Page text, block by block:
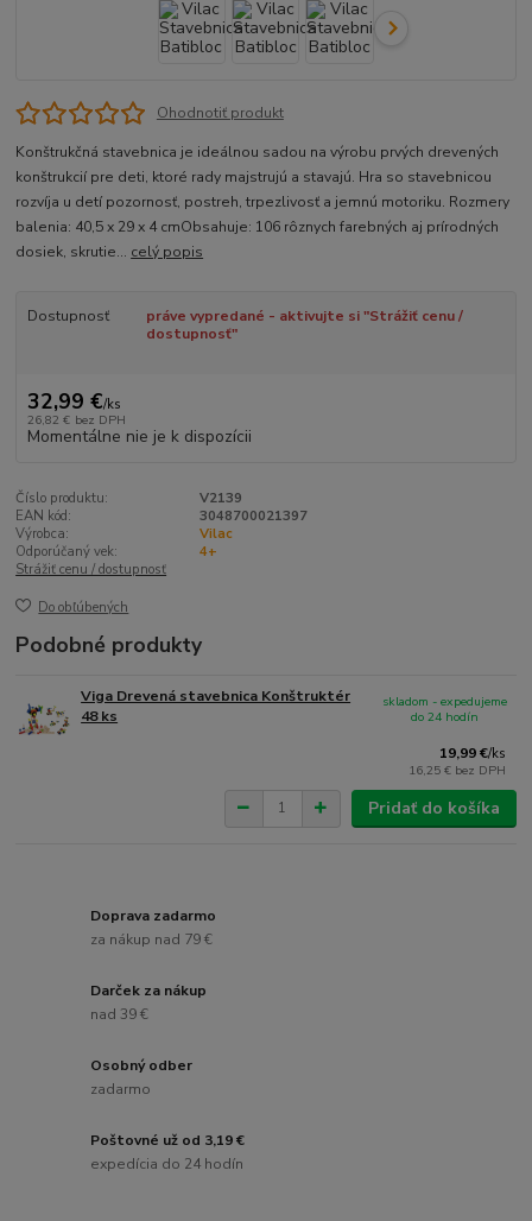
Ohodnotiť produkt
Konštrukčná stavebnica je ideálnou sadou na výrobu prvých drevených
konštrukcií pre deti, ktoré rady majstrujú a stavajú. Hra so stavebnicou
rozvíja u detí pozornosť, postreh, trpezlivosť a jemnú motoriku. Rozmery
balenia: 40,5 x 29 x 4 cmObsahuje: 106 rôznych farebných aj prírodných
dosiek, skrutie... celý popis
Dostupnosť
práve vypredané - aktivujte si "Strážiť cenu /
dostupnosť"
32,99 €/ks
26,82 € bez DPH
Momentálne nie je k dispozícii
Číslo produktu:
V2139
EAN kód:
3048700021397
Výrobca:
Vilac
Odporúčaný vek:
4+
Strážiť cenu / dostupnosť
Do obľúbených
Podobné produkty
Viga Drevená stavebnica Konštruktér
48 ks
19,99 €/ks
16,25 € bez DPH
skladom - expedujeme
do 24 hodín
Pridať do košíka
Doprava zadarmo
za nákup nad 79 €
Darček za nákup
nad 39 €
Osobný odber
zadarmo
Poštovné už od 3,19 €
expedícia do 24 hodín